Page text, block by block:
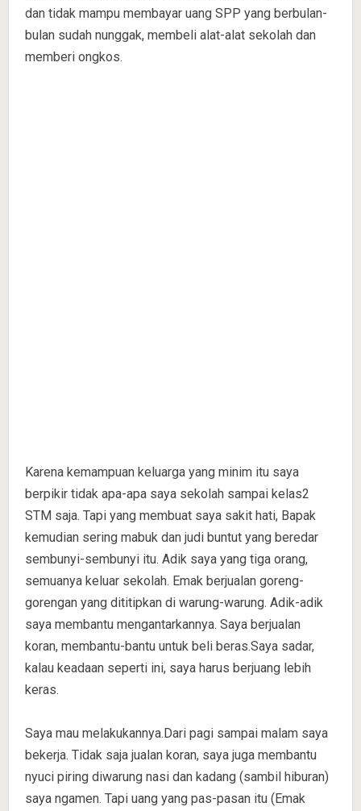
dan tidak mampu membayar uang SPP yang berbulan-
bulan sudah nunggak, membeli alat-alat sekolah dan
memberi ongkos.
Karena kemampuan keluarga yang minim itu saya
berpikir tidak apa-apa saya sekolah sampai kelas2
STM saja. Tapi yang membuat saya sakit hati, Bapak
kemudian sering mabuk dan judi buntut yang beredar
sembunyi-sembunyi itu. Adik saya yang tiga orang,
semuanya keluar sekolah. Emak berjualan goreng-
gorengan yang dititipkan di warung-warung. Adik-adik
saya membantu mengantarkannya. Saya berjualan
koran, membantu-bantu untuk beli beras.Saya sadar,
kalau keadaan seperti ini, saya harus berjuang lebih
keras.
Saya mau melakukannya.Dari pagi sampai malam saya
bekerja. Tidak saja jualan koran, saya juga membantu
nyuci piring diwarung nasi dan kadang (sambil hiburan)
saya ngamen. Tapi uang yang pas-pasan itu (Emak